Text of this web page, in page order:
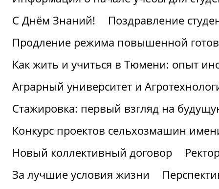
С Днём Знаний!
Поздравление
Продление режима повышенной
Как жить и учиться в Тюмени: опыт
Аграрный университет и
Стажировка: первый взгляд на
Конкурс проектов сельхозмашин
Новый коллективный договор
За лучшие условия жизни